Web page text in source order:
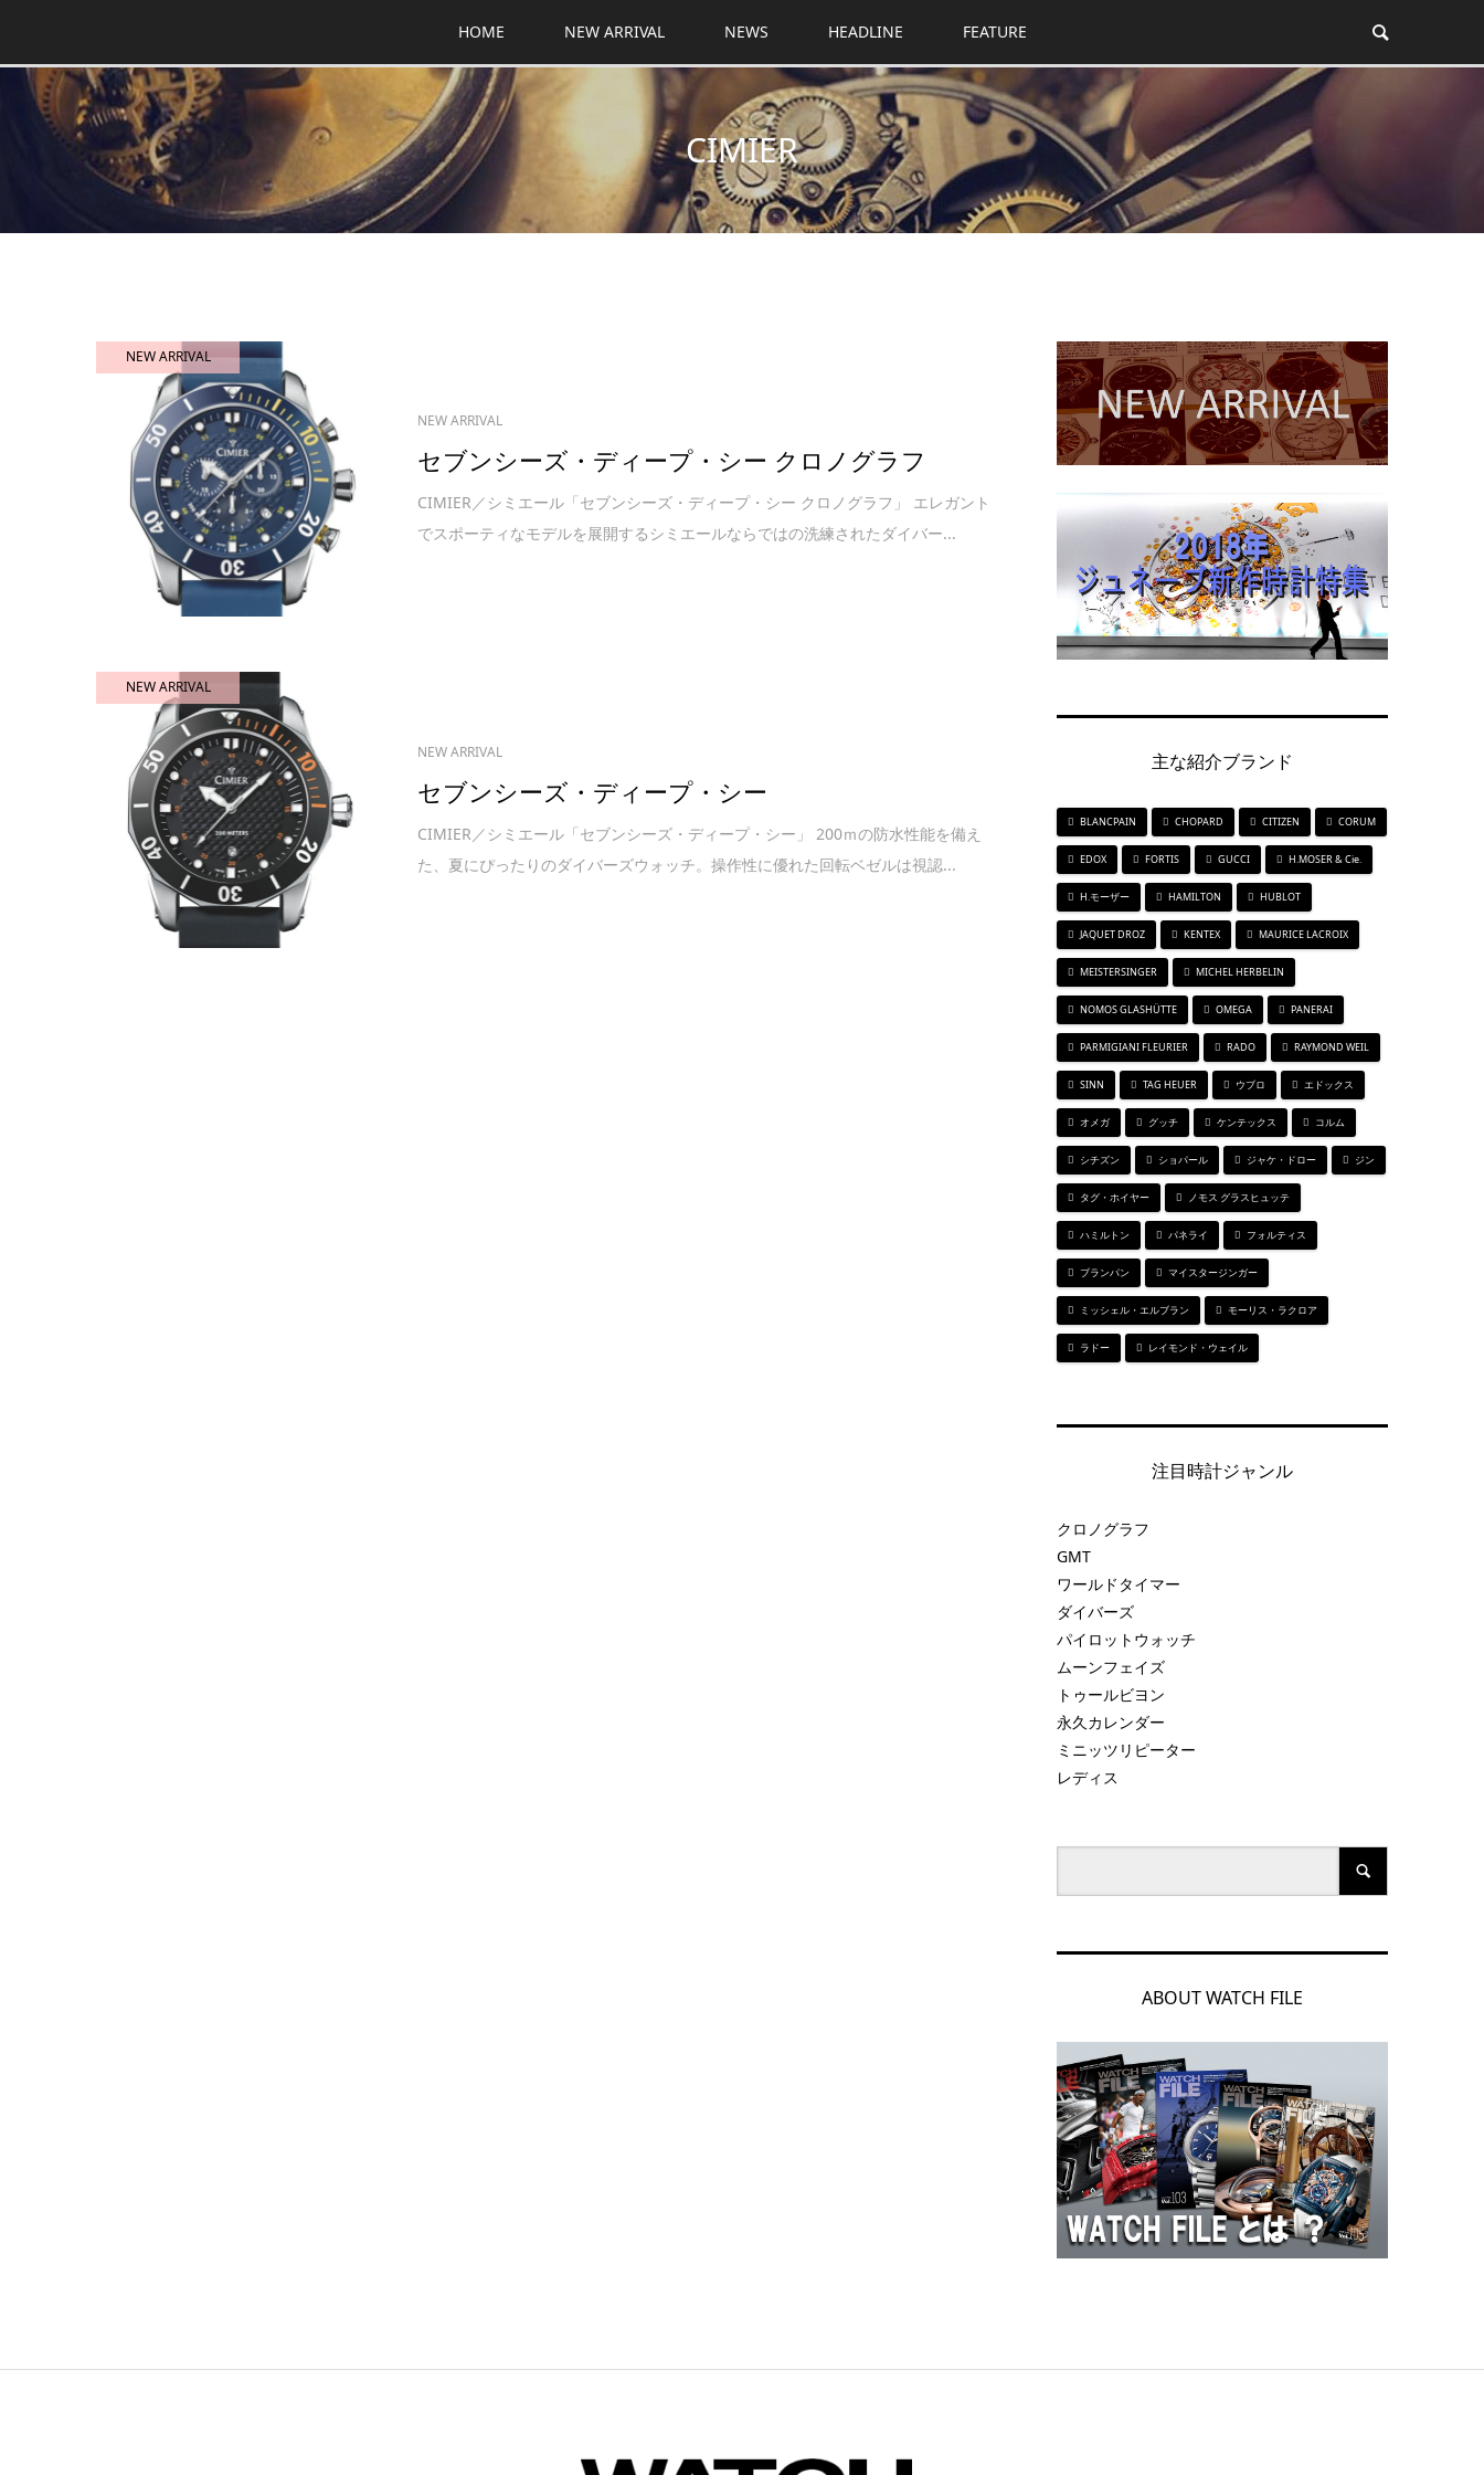
HOME
NEW ARRIVAL NEWS HEADLINE FEATURE
CIMIER
NEW ARRIVAL
NEW ARRIVAL
セブンシーズ・ディープ・シー クロノグラフ
CIMIER／シミエール「セブンシーズ・ディープ・シー クロノグラフ」 エレガント
でスポーティなモデルを展開するシミエールならではの洗練されたダイバー...
NEW ARRIVAL
NEW ARRIVAL
セブンシーズ・ディープ・シー
CIMIER／シミエール「セブンシーズ・ディープ・シー」 200ｍの防水性能を備え
た、夏にぴったりのダイバーズウォッチ。操作性に優れた回転ベゼルは視認...
主な紹介ブランド
BLANCPAIN CHOPARD CITIZEN CORUM
EDOX FORTIS GUCCI H.MOSER & Cie.
H.モーザー HAMILTON HUBLOT
JAQUET DROZ KENTEX MAURICE LACROIX
MEISTERSINGER MICHEL HERBELIN
NOMOS GLASHÜTTE OMEGA PANERAI
PARMIGIANI FLEURIER RADO RAYMOND WEIL
SINN TAG HEUER ウブロ エドックス
オメガ グッチ ケンテックス コルム
シチズン ショパール ジャケ・ドロー ジン
タグ・ホイヤー ノモス グラスヒュッテ
ハミルトン パネライ フォルティス
ブランパン マイスタージンガー
ミッシェル・エルブラン モーリス・ラクロア
ラドー レイモンド・ウェイル
注目時計ジャンル
クロノグラフ
GMT
ワールドタイマー
ダイバーズ
パイロットウォッチ
ムーンフェイズ
トゥールビヨン
永久カレンダー
ミニッツリピーター
レディス
ABOUT WATCH FILE